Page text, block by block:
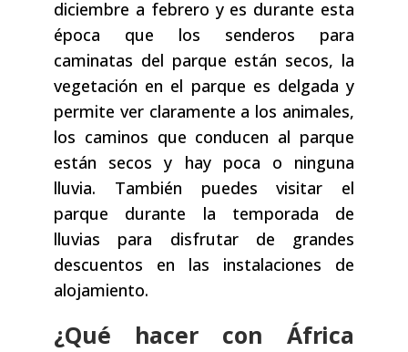
diciembre a febrero y es durante esta
época que los senderos para
caminatas del parque están secos, la
vegetación en el parque es delgada y
permite ver claramente a los animales,
los caminos que conducen al parque
están secos y hay poca o ninguna
lluvia. También puedes visitar el
parque durante la temporada de
lluvias para disfrutar de grandes
descuentos en las instalaciones de
alojamiento.
¿Qué hacer con África